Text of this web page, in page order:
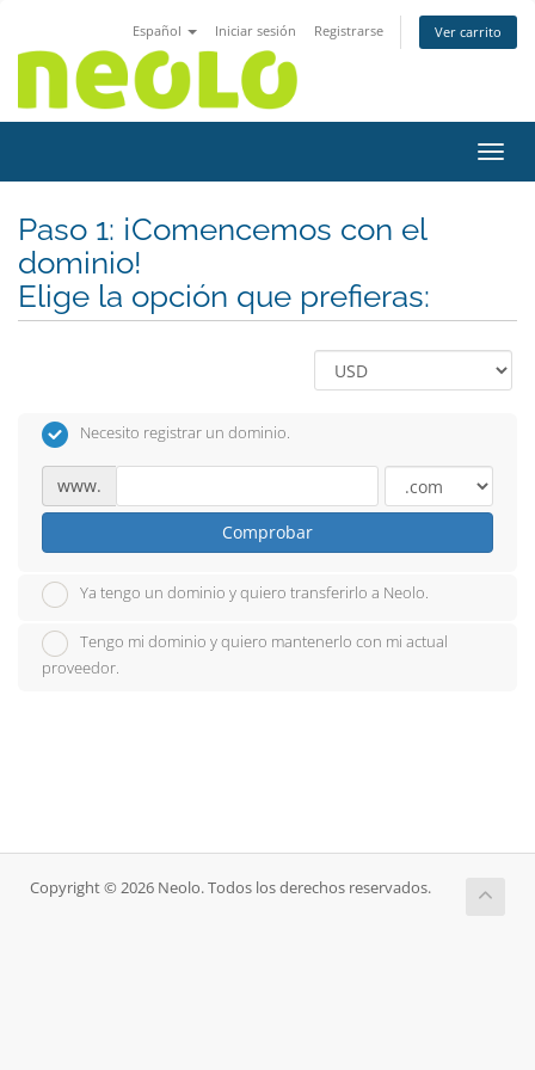
Español Iniciar sesión Registrarse Ver carrito
Paso 1: ¡Comencemos con el
dominio!
Elige la opción que prefieras:
Necesito registrar un dominio.
www.
Comprobar
Ya tengo un dominio y quiero transferirlo a Neolo.
Tengo mi dominio y quiero mantenerlo con mi actual
proveedor.
Copyright © 2026 Neolo. Todos los derechos reservados.